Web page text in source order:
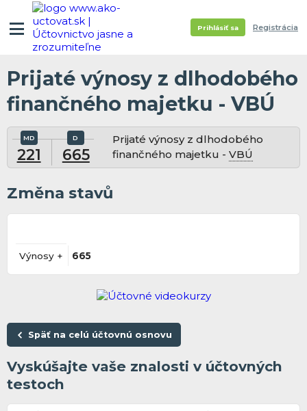
Prihlásiť sa Registrácia
Prijaté výnosy z dlhodobého
finančného majetku - VBÚ
221 665
Prijaté výnosy z dlhodobého
finančného majetku -VBÚ
Změna stavů
Výnosy + 665
Späť na celú účtovnú osnovu
Vyskúšajte vaše znalosti v účtovných
testoch